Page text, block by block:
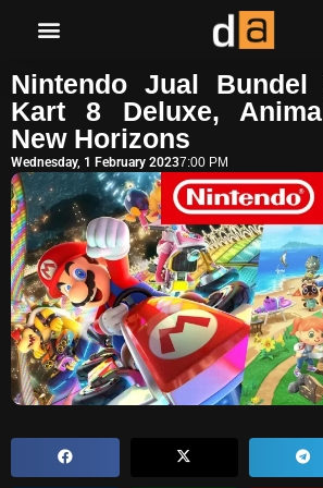
Nintendo Jual Bundel
Kart 8 Deluxe,
New Horizons
Wednesday, 1 February 20237:00 PM